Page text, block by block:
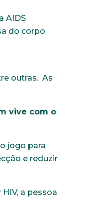
AIDS
do corpo
outras. As
vive com o
jogo para
e reduzir
a pessoa
Outros